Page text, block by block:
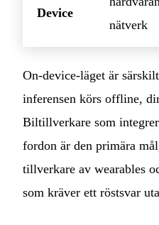
Device
nätverk
On-device-läget är
inferensen körs offline,
Biltillverkare som
fordon är den primära
tillverkare av wearables
som kräver ett röstsvar